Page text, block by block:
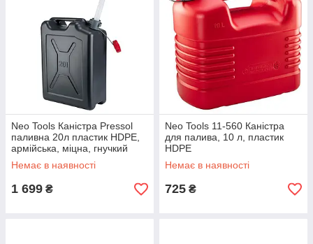
Neo Tools Каністра Pressol
паливна 20л пластик HDPE,
армійська, міцна, гнучкий
злив, 1.45кг, чорний
Немає в наявності
1 699 ₴
Neo Tools 11-560 Каністра
для палива, 10 л, пластик
HDPE
Немає в наявності
725 ₴